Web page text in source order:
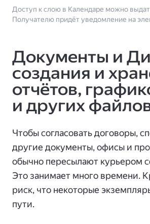
Доступ к слою в Календаре можно
Получателю придёт уведомление на
Документы и
создания и
отчётов,
и других
Чтобы согласовать договоры,
другие документы, офисы и
обычно пересылают курьером
Это занимает много времени.
риск, что некоторые
пути.